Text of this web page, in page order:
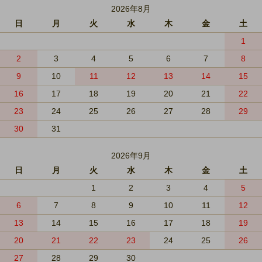
2026年8月
日
月 火 水 木 金
土
1
2
3 4 5 6 7
8
9
10 11 12 13 14
15
16
17 18 19 20 21
22
23
24 25 26 27 28
29
30
31
2026年9月
日
月 火 水 木 金
土
1
2 3 4
5
6
7 8 9 10 11
12
13
14 15 16 17 18
19
20
21 22 23 24 25
26
27
28 29 30